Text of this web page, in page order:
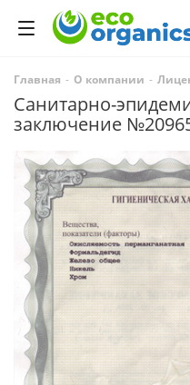
Главная - О компании -
Санитарно-
заключение